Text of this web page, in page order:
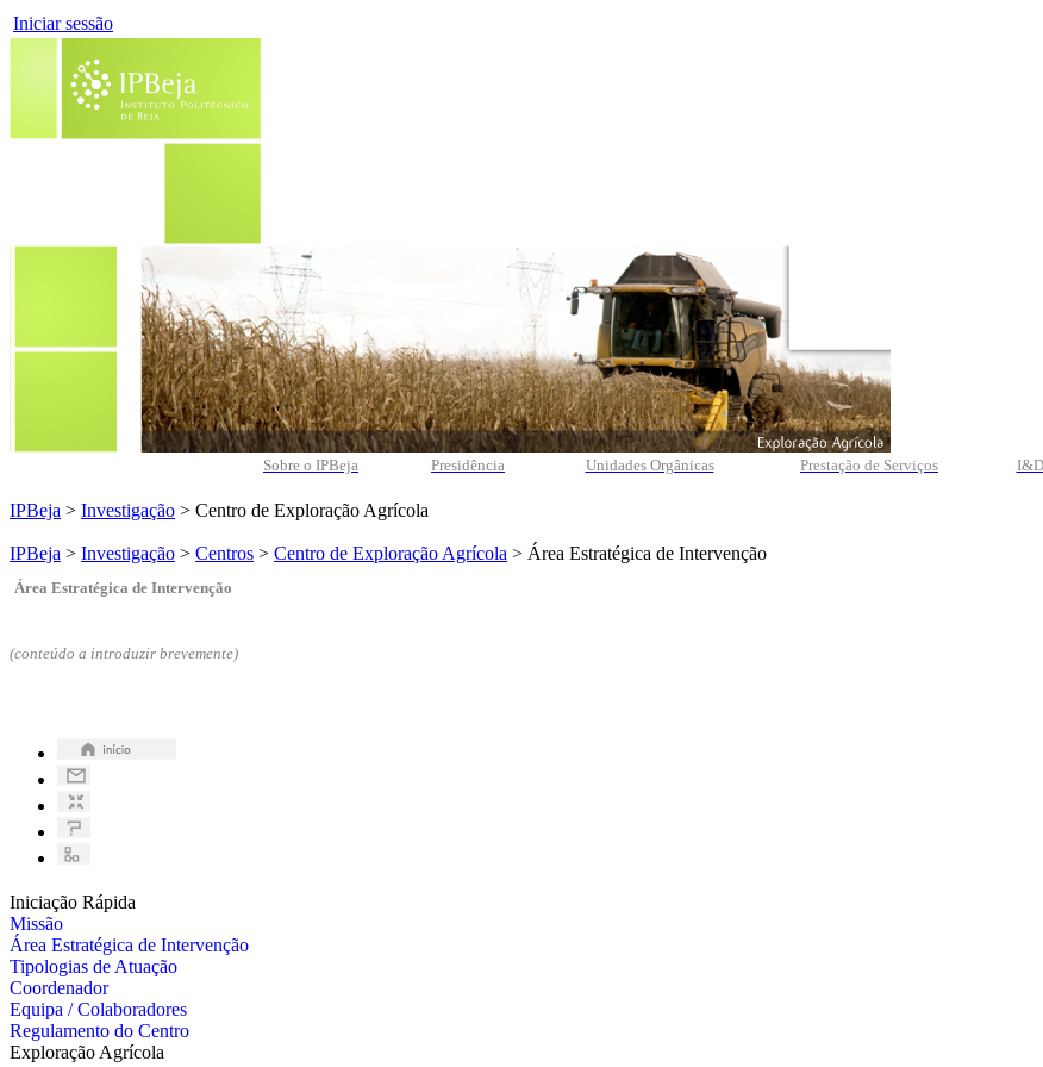
Iniciar sessão
Sobre o IPBeja Presidência Unidades Orgânicas Prestação de Serviços I&D
IPBeja > Investigação > Centro de Exploração Agrícola
IPBeja > Investigação > Centros > Centro de Exploração Agrícola > Área Estratégica de Intervenção
Área Estratégica de Intervenção
(conteúdo a introduzir brevemente)
Iniciação Rápida
Missão
Área Estratégica de Intervenção
Tipologias de Atuação
Coordenador
Equipa / Colaboradores
Regulamento do Centro
Exploração Agrícola